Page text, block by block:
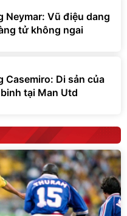
Neymar: Vũ điệu dang
tử không ngai
Casemiro: Di sản của
tại Man Utd